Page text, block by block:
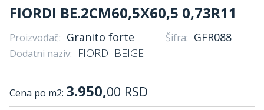
FIORDI BE.2CM60,5X60,5 0,73R11
Proizvođač: Granito forte Šifra: GFR088
Dodatni naziv: FIORDI BEIGE
Cena po m2: 3.950,00 RSD